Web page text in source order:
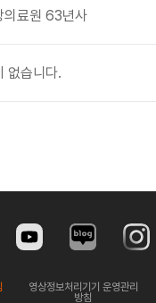
의료원 63년사
없습니다.
영상정보처리기기 운영관리
방침